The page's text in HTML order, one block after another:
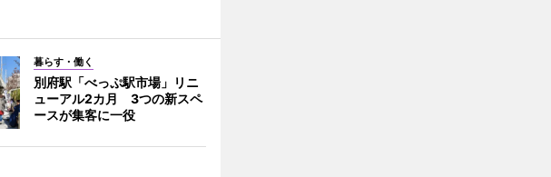
暮らす・働く
別府駅「べっぷ駅市場」リニ
ューアル2カ月 3つの新スペ
ースが集客に一役